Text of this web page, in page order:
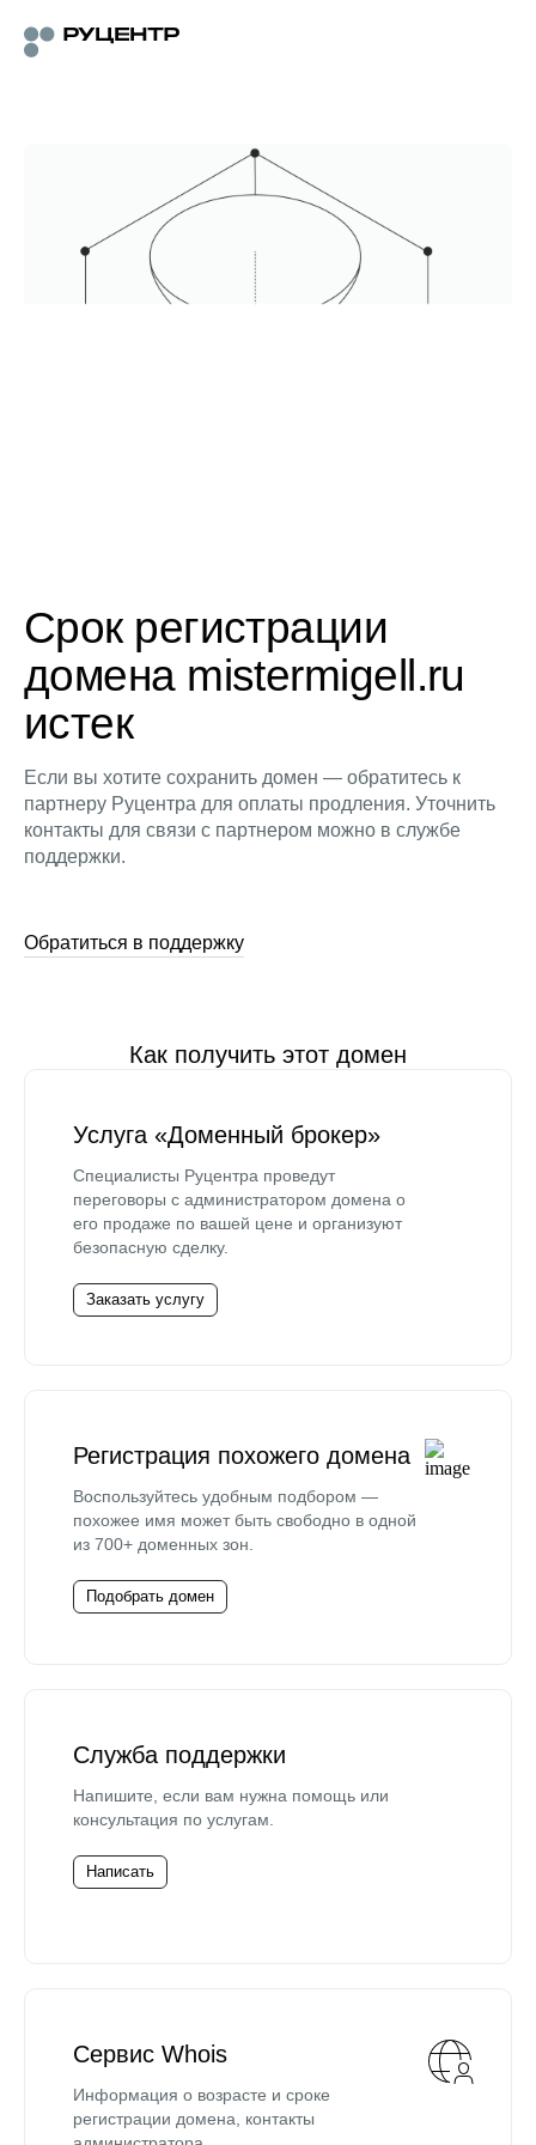
Срок регистрации
домена mistermigell.ru
истек
Если вы хотите сохранить домен — обратитесь к
партнеру Руцентра для оплаты продления. Уточнить
контакты для связи с партнером можно в службе
поддержки.
Обратиться в поддержку
Как получить этот домен
Услуга «Доменный брокер»
Специалисты Руцентра проведут
переговоры с администратором домена о
его продаже по вашей цене и организуют
безопасную сделку.
Заказать услугу
Регистрация похожего домена
Воспользуйтесь удобным подбором —
похожее имя может быть свободно в одной
из 700+ доменных зон.
Подобрать домен
Служба поддержки
Напишите, если вам нужна помощь или
консультация по услугам.
Написать
Сервис Whois
Информация о возрасте и сроке
регистрации домена, контакты